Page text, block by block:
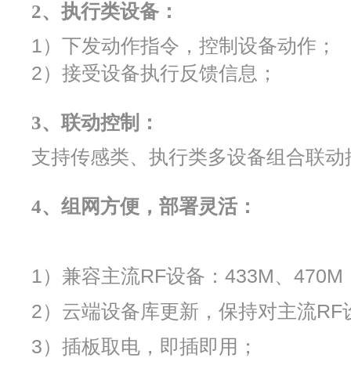
2、执行类设备：
1）下发动作指令，控制设备动作；
2）接受设备执行反馈信息；
3、联动控制：
支持传感类、执行类多设备组合联动
4、组网方便，部署灵活：
1）兼容主流RF设备：433M、470M
2）云端设备库更新，保持对主流RF
3）插板取电，即插即用；